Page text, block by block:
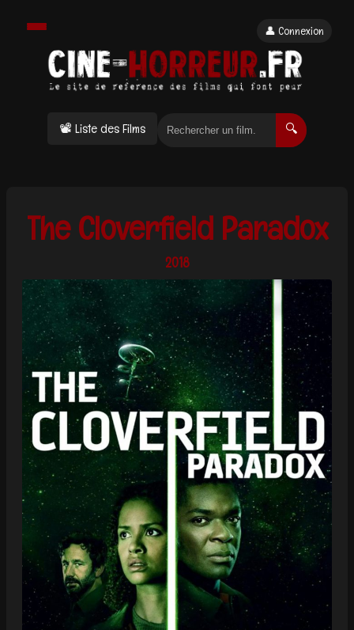
📽 Liste des Films 🔍
👤 Connexion
The Cloverfield Paradox
2018